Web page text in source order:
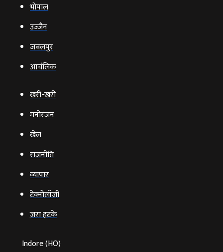
भोपाल
उज्‍जैन
जबलपुर
आचंलिक
खरी-खरी
मनोरंजन
खेल
राजनीति
व्‍यापार
टेक्‍नोलॉजी
ज़रा हटके
Indore (HO)